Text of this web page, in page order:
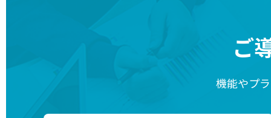
ご
機能やプ